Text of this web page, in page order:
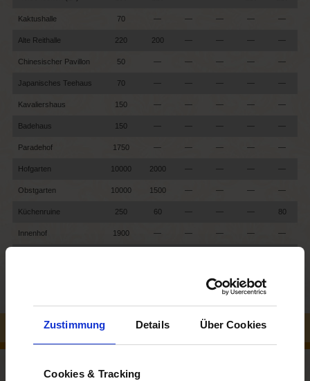
Zustimmung Details Über Cookies
Cookies & Tracking
Kaktushalle 70 — — — — —
Alte Reithalle 220 200 — — — —
Chinesischer Pavillon 50 — — — — —
Japanisches Teehaus 70 — — — — —
Kavaliershaus 150 — — — — —
Badehaus 150 — — — — —
Paradehof 1750 — — — — —
Hofgarten 10000 2000 — — — —
Obstgarten 10000 1500 — — — —
Küchenruine 250 60 — — — 80
Innenhof 1900 — — — — —
ZUSATZINFO
Veranstaltungsräume: